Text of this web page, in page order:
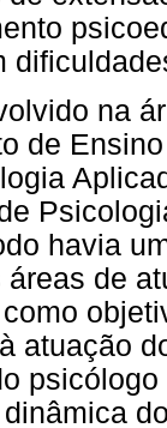
na
de
havia
de
atuação